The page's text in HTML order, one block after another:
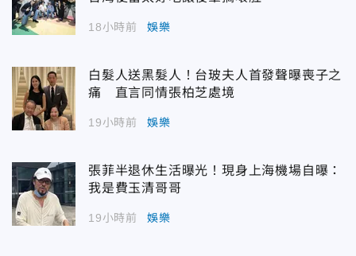
18小時前 娛樂
白髮人送黑髮人！台玻夫人首發聲曝喪子之
痛 直言同情張柏芝處境
19小時前 娛樂
張菲半退休生活曝光！現身上海機場自曝：
我是費玉清哥哥
19小時前 娛樂